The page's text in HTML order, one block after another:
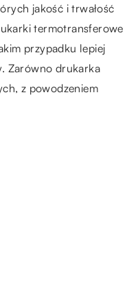
jakość i trwałość
termotransferowe
przypadku lepiej
Zarówno drukarka
z powodzeniem